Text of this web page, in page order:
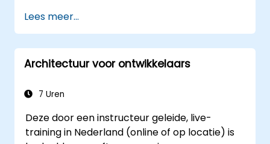
Lees meer...
Architectuur voor ontwikkelaars
7 Uren
Deze door een instructeur geleide, live-
training in Nederland (online of op locatie) is